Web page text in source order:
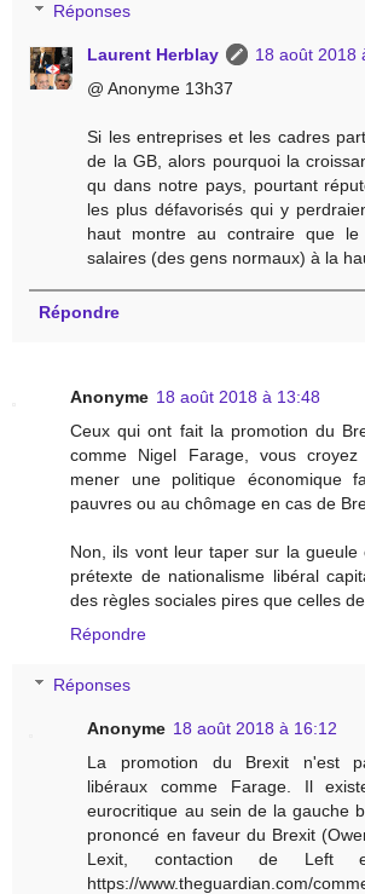
Réponses
Laurent Herblay
18 août 2018
@ Anonyme 13h37
Si les entreprises et les cadres
de la GB, alors pourquoi la
qu dans notre pays, pourtant
les plus défavorisés qui y
haut montre au contraire que le
salaires (des gens normaux) à la
Répondre
Anonyme 18 août 2018 à 13:48
Ceux qui ont fait la promotion du
comme Nigel Farage, vous
mener une politique économique
pauvres ou au chômage en cas de
Non, ils vont leur taper sur la
prétexte de nationalisme libéral
des règles sociales pires que celles
Répondre
Réponses
Anonyme 18 août 2018 à 16:12
La promotion du Brexit n'est
libéraux comme Farage. Il
eurocritique au sein de la gauche
prononcé en faveur du Brexit
Lexit, contaction de
https://www.theguardian.com/